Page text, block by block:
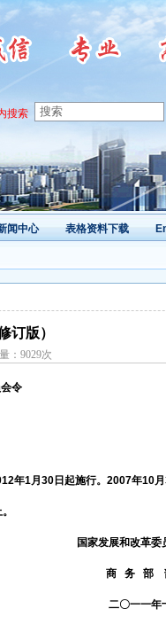
搜索
闻中心 表格资料下载
订版）
：9029次
令
年1月 30日起施行。 2007年10月
国家发展和改革委
商 务 部
二〇一一年